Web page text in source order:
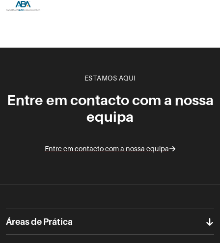
ESTAMOS AQUI
Entre em contacto com a nossa
equipa
Entre em contacto com a nossa equipa
Áreas de Prática